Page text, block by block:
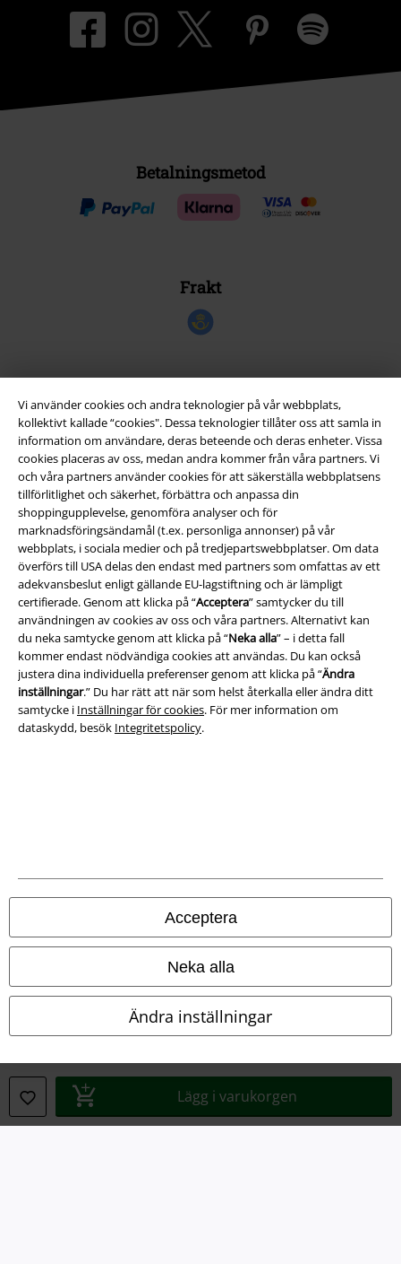
Vi använder cookies och andra teknologier på vår webbplats,
kollektivt kallade “cookies". Dessa teknologier tillåter oss att samla in
information om användare, deras beteende och deras enheter. Vissa
cookies placeras av oss, medan andra kommer från våra partners. Vi
och våra partners använder cookies för att säkerställa webbplatsens
tillförlitlighet och säkerhet, förbättra och anpassa din
shoppingupplevelse, genomföra analyser och för
marknadsföringsändamål (t.ex. personliga annonser) på vår
webbplats, i sociala medier och på tredjepartswebbplatser. Om data
överförs till USA delas den endast med partners som omfattas av ett
adekvansbeslut enligt gällande EU-lagstiftning och är lämpligt
certifierade. Genom att klicka på “Acceptera” samtycker du till
användningen av cookies av oss och våra partners. Alternativt kan
du neka samtycke genom att klicka på “Neka alla” – i detta fall
kommer endast nödvändiga cookies att användas. Du kan också
justera dina individuella preferenser genom att klicka på “Ändra
inställningar.” Du har rätt att när som helst återkalla eller ändra ditt
samtycke i Inställningar för cookies. För mer information om
dataskydd, besök Integritetspolicy.
Acceptera
Neka alla
Ändra inställningar
Lägg i varukorgen
Betalningsmetod
Frakt
EMP-appen
Ladda ner EMP-appen nu och ta del av många fördelar!
A Warner Music Group Company
Avfallshantering och miljöskydd
Försäkran om överensstämmelse
Bekräfta ångrat köp